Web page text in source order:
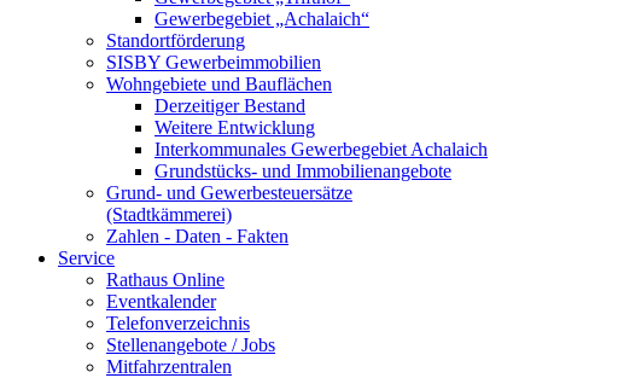
Gewerbegebiet „Achalaich“
Standortförderung
SISBY Gewerbeimmobilien
Wohngebiete und Bauflächen
Derzeitiger Bestand
Weitere Entwicklung
Interkommunales Gewerbegebiet Achalaich
Grundstücks- und Immobilienangebote
Grund- und Gewerbesteuersätze
(Stadtkämmerei)
Zahlen - Daten - Fakten
Service
Rathaus Online
Eventkalender
Telefonverzeichnis
Stellenangebote / Jobs
Mitfahrzentralen